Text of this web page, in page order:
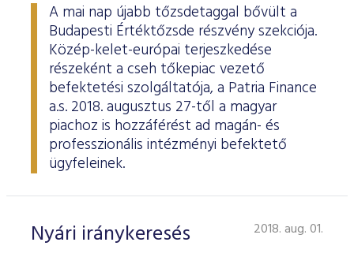
A mai nap újabb tőzsdetaggal bővült a
Budapesti Értéktőzsde részvény szekciója.
Közép-kelet-európai terjeszkedése
részeként a cseh tőkepiac vezető
befektetési szolgáltatója, a Patria Finance
a.s. 2018. augusztus 27-től a magyar
piachoz is hozzáférést ad magán- és
professzionális intézményi befektető
ügyfeleinek.
Nyári iránykeresés 2018. aug. 01.